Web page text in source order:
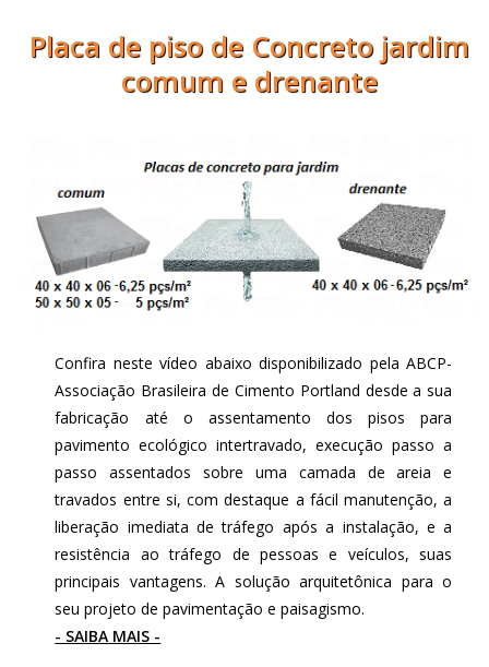
Placa de piso de Concreto jardim
comum e drenante
Confira neste vídeo abaixo disponibilizado pela ABCP-
Associação Brasileira de Cimento Portland desde a sua
fabricação até o assentamento dos pisos para
pavimento ecológico intertravado, execução passo a
passo assentados sobre uma camada de areia e
travados entre si, com destaque a fácil manutenção, a
liberação imediata de tráfego após a instalação, e a
resistência ao tráfego de pessoas e veículos, suas
principais vantagens. A solução arquitetônica para o
seu projeto de pavimentação e paisagismo.
- SAIBA MAIS -